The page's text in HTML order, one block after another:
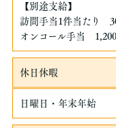
【別途支給】
訪問手当1件当たり
オンコール手当
休日休暇
日曜日・年末年始